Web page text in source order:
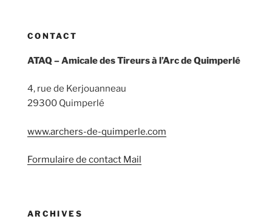
CONTACT
ATAQ – Amicale des Tireurs à l’Arc de Quimperlé
4, rue de Kerjouanneau
29300 Quimperlé
www.archers-de-quimperle.com
Formulaire de contact Mail
ARCHIVES